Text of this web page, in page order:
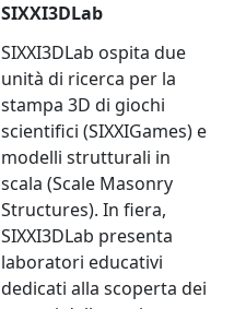
SIXXI3DLab
SIXXI3DLab ospita due
unità di ricerca per la
stampa 3D di giochi
scientifici (SIXXIGames) e
modelli strutturali in
scala (Scale Masonry
Structures). In fiera,
SIXXI3DLab presenta
laboratori educativi
dedicati alla scoperta dei